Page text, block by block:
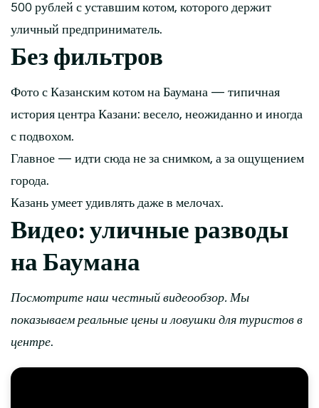
500 рублей с уставшим котом, которого держит
уличный предприниматель.
Без фильтров
Фото с Казанским котом на Баумана — типичная
история центра Казани: весело, неожиданно и иногда
с подвохом.
Главное — идти сюда не за снимком, а за ощущением
города.
Казань умеет удивлять даже в мелочах.
Видео: уличные разводы
на Баумана
Посмотрите наш честный видеообзор. Мы
показываем реальные цены и ловушки для туристов в
центре.